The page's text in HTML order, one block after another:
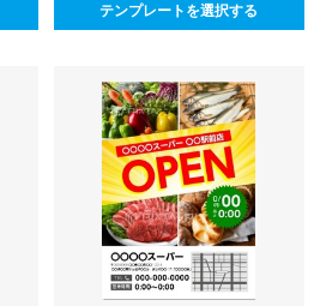
テンプレートを選択する